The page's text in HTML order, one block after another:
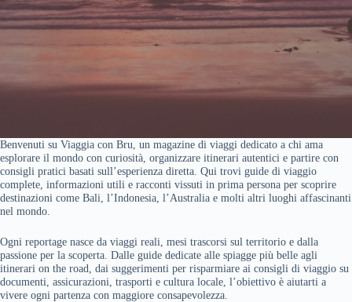
Benvenuti su Viaggia con Bru, un magazine di viaggi dedicato a chi ama
esplorare il mondo con curiosità, organizzare itinerari autentici e partire con
consigli pratici basati sull’esperienza diretta. Qui trovi guide di viaggio
complete, informazioni utili e racconti vissuti in prima persona per scoprire
destinazioni come Bali, l’Indonesia, l’Australia e molti altri luoghi affascinanti
nel mondo.
Ogni reportage nasce da viaggi reali, mesi trascorsi sul territorio e dalla
passione per la scoperta. Dalle guide dedicate alle spiagge più belle agli
itinerari on the road, dai suggerimenti per risparmiare ai consigli di viaggio su
documenti, assicurazioni, trasporti e cultura locale, l’obiettivo è aiutarti a
vivere ogni partenza con maggiore consapevolezza.